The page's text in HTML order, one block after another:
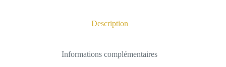
Description
Informations complémentaires